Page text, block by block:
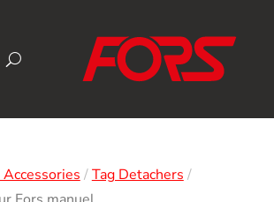
Accessories /Tag Detachers /